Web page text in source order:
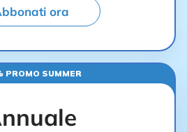
ora
PROMO SUMMER